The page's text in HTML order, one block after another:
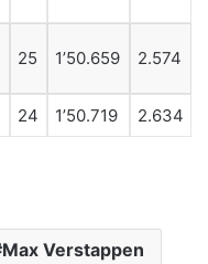
25 1’50.659 2.574
24 1’50.719 2.634
Max Verstappen